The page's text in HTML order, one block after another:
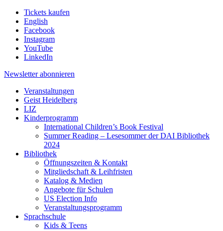
Tickets kaufen
English
Facebook
Instagram
YouTube
LinkedIn
Newsletter abonnieren
Veranstaltungen
Geist Heidelberg
LIZ
Kinderprogramm
International Children’s Book Festival
Summer Reading – Lesesommer der DAI Bibliothek
2024
Bibliothek
Öffnungszeiten & Kontakt
Mitgliedschaft & Leihfristen
Katalog & Medien
Angebote für Schulen
US Election Info
Veranstaltungsprogramm
Sprachschule
Kids & Teens